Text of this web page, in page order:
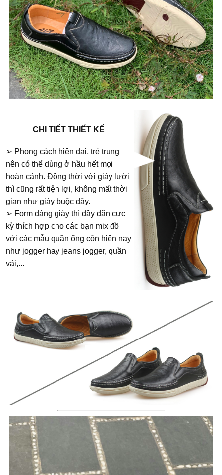
CHI TIẾT THIẾT KẾ
➢ Phong cách hiện đại, trẻ trung
nên có thể dùng ở hầu hết mọi
hoàn cảnh. Đồng thời với giày lười
thì cũng rất tiện lợi, không mất thời
gian như giày buộc dây.
➢ Form dáng giày thì đầy đặn cực
kỳ thích hợp cho các bạn mix đồ
với các mẫu quần ống côn hiện nay
như jogger hay jeans jogger, quần
vải,...